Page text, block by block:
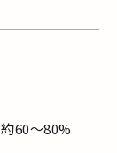
約60～80%